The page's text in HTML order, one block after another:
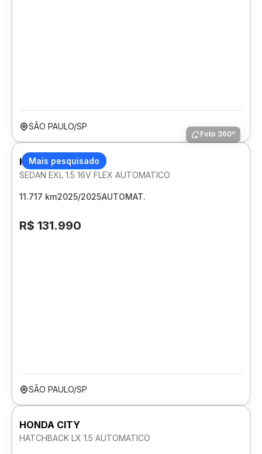
SÃO PAULO/SP
Mais pesquisado
Foto 360º
HONDA CITY
SEDAN EXL 1.5 16V FLEX AUTOMATICO
11.717 km2025/2025AUTOMAT.
R$ 131.990
SÃO PAULO/SP
HONDA CITY
HATCHBACK LX 1.5 AUTOMATICO